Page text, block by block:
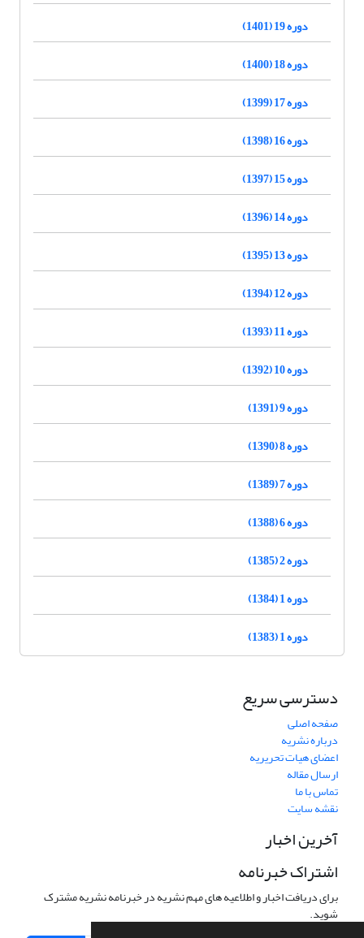
دوره 19 (1401)
دوره 18 (1400)
دوره 17 (1399)
دوره 16 (1398)
دوره 15 (1397)
دوره 14 (1396)
دوره 13 (1395)
دوره 12 (1394)
دوره 11 (1393)
دوره 10 (1392)
دوره 9 (1391)
دوره 8 (1390)
دوره 7 (1389)
دوره 6 (1388)
دوره 2 (1385)
دوره 1 (1384)
دوره 1 (1383)
دسترسی سریع
صفحه اصلی
درباره نشریه
اعضای هیات تحریریه
ارسال مقاله
تماس با ما
نقشه سایت
آخرین اخبار
اشتراک خبرنامه
برای دریافت اخبار و اطلاعیه های مهم نشریه در خبرنامه نشریه مشترک
شوید.